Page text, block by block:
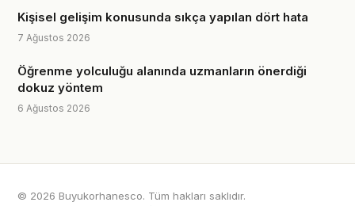
Kişisel gelişim konusunda sıkça yapılan dört hata
7 Ağustos 2026
Öğrenme yolculuğu alanında uzmanların önerdiği
dokuz yöntem
6 Ağustos 2026
© 2026 Buyukorhanesco. Tüm hakları saklıdır.